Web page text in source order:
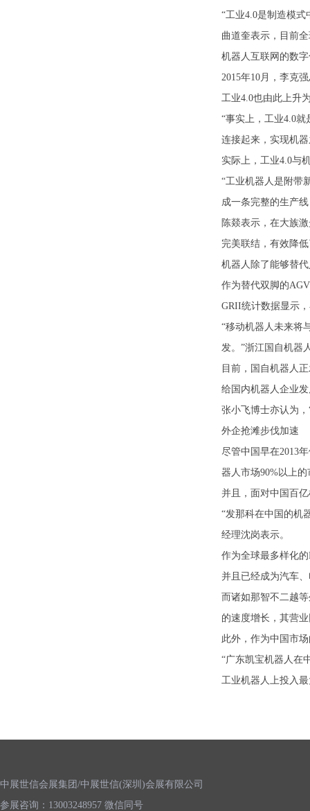
“工业4.0是制造模
曲道奎表示，目前
机器人互联网的数
2015年10月，李克
工业4.0也由此上升
“事实上，工业4.0
连接起来，实现机
实际上，工业4.0与
“工业机器人是附带
成一条完整的生产
陈燚表示，在大族
完美联结，有效降
机器人除了能够替
作为替代双脚的
GRII统计数据显示
“移动机器人未来将
发。”浙江国自机器
目前，国自机器人
给国内机器人企业
张小飞博士亦认为
外企抢滩步伐加速
尽管中国早在2013
器人市场90%以上
并且，面对中国百
“发那科在中国的机
经理沈岗表示。
作为全球最多样化
并且已经成为汽车
而诸如那智不二越
的速度增长，其营
此外，作为中国市
“广东凯宝机器人在
工业机器人上投入
中展世信会展集团/中展世信(深圳)会展有限公司
参展咨询：13003248957 微信同号